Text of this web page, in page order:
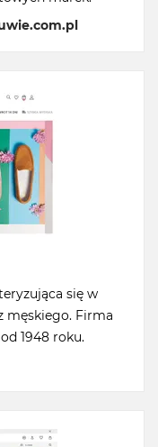
się w
męskiego. Firma
1948 roku.